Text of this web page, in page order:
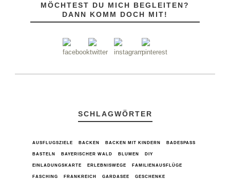
MÖCHTEST DU MICH BEGLEITEN?
DANN KOMM DOCH MIT!
SCHLAGWÖRTER
AUSFLUGSZIELE BACKEN BACKEN MIT KINDERN BADESPASS
BASTELN BAYERISCHER WALD BLUMEN DIY
EINLADUNGSKARTE ERLEBNISWEGE FAMILIENAUSFLÜGE
FASCHING FRANKREICH GARDASEE GESCHENKE